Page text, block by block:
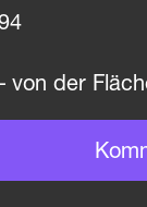
von der